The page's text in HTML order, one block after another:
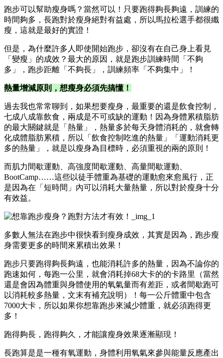
跑步可以幫助瘦身嗎？當然可以！只要跑得夠長夠遠，訓練的
時間夠多，長跑對於瘦身絕對有益處，所以馬拉松選手都很纖
瘦，這就是最好的實證！
但是，為什麼許多人即使開始跑步，卻沒有在自己身上看見
「變瘦」的成效？最大的原因，就是跑步訓練時間「不夠
多」，跑步距離「不夠長」，訓練頻率「不夠集中」！
熱量增減原則，想瘦身必須先搞懂！
過去我也常常聊到，如果想要瘦身，最重要的還是飲食控制，
七成八成靠飲食，兩成是不可或缺的運動！因為身體累積脂肪
的最大關鍵就是「熱量」，熱量多於每天身體消耗的，就會轉
化成體脂肪累積，所以「飲食控制吃進的熱量」「運動消耗更
多的熱量」，就是以瘦身為目標時，必須重視的兩的原則！
而肌力間歇運動、高強度間歇運動、高量間歇運動、
BootCamp……這些以徒手體重為基礎的運動愈來愈風行，正
是因為在「短時間」內可以消耗大量熱量，所以對於瘦身十分
有效益。
多數人無法在跑步中很快看到瘦身成效，其實是因為，跑步瘦
身需要更多的時間來累積出效果！
跑步只要跑得夠長夠遠，也能消耗許多的熱量，因為不論你的
跑速如何，每跑一公里，就會消耗掉68大卡的的卡路里（當然
還是會因為體重與身體使用的氧氣量而有差距，或者間歇跑可
以消耗較多熱量，文末有補充說明）！每一公斤體重中包含
7000大卡，所以如果你想靠跑步來減少體重，就必須跑得更
多！
跑得夠長，跑得夠久，才能讓瘦身效果逐漸顯現！
長跑算是是一種有氧運動，身體利用氧氣來參與能量反應產出